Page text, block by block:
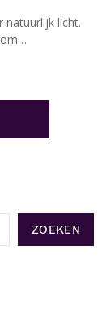
natuurlijk licht.
ZOEKEN